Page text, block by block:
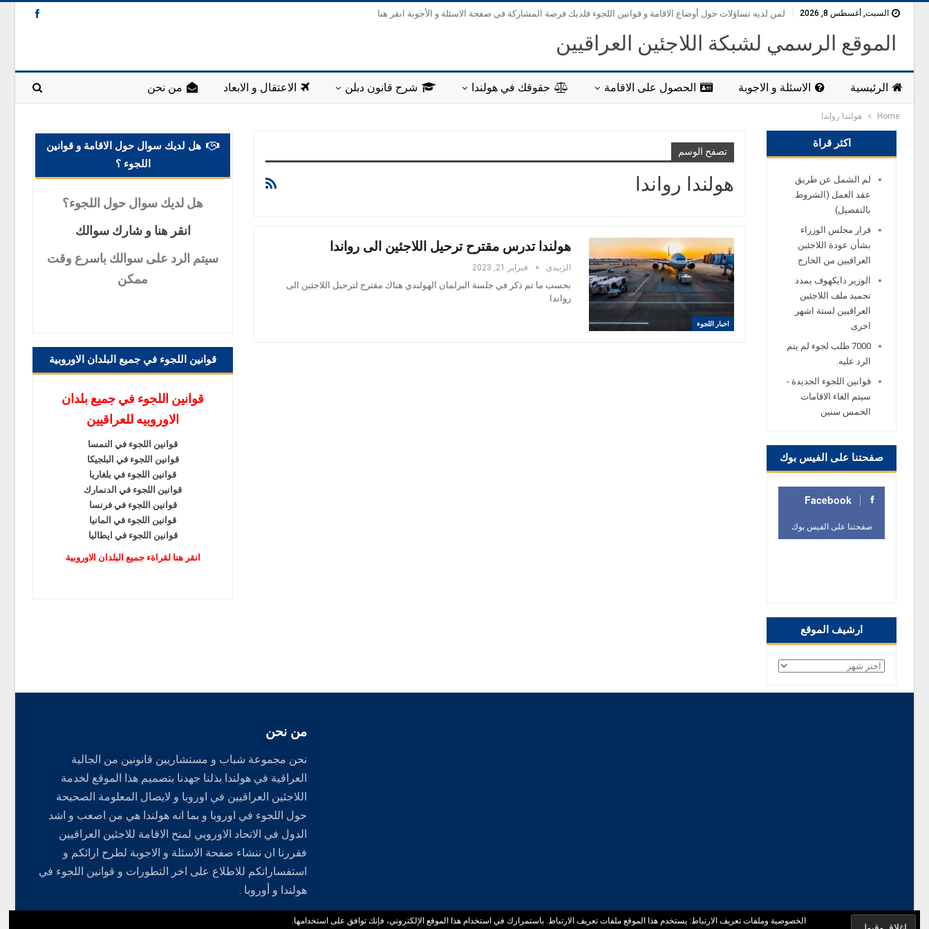
السبت, أغسطس 8, 2026 لمن لديه تساؤلات حول أوضاع الاقامة و قوانين اللجوء فلديك فرصة المشاركة في صفحة الاسئلة و الأجوبة انقر هنا
الموقع الرسمي لشبكة اللاجئين العراقيين
الرئيسية الاسئلة و الاجوبة الحصول على الاقامة حقوقك في هولندا شرح قانون دبلن الاعتقال و الابعاد من نحن
Home هولندا رواندا
تصفح الوسم
هولندا رواندا
اخبار اللجوء
هولندا تدرس مقترح ترحيل اللاجئين الى رواندا
الزبيدي فبراير 21, 2023
بحسب ما تم ذكر في جلسة البرلمان الهولندي هناك مقترح لترحيل اللاجئين الى
رواندا
هل لديك سوال حول الاقامة و قوانين
اللجوء ؟
هل لديك سوال حول اللجوء؟
انقر هنا و شارك سوالك
سيتم الرد على سوالك باسرع وقت
ممكن
قوانين اللجوء في جميع البلدان الاوروبية
قوانين اللجوء في جميع بلدان
الاوروبيه للعراقيين
قوانين اللجوء في النمسا
قوانين اللجوء في البلجيكا
قوانين اللجوء في بلغاريا
قوانين اللجوء في الدنمارك
قوانين اللجوء في فرنسا
قوانين اللجوء في المانيا
قوانين اللجوء في ايطاليا
انقر هنا لقراةء جميع البلدان الاوروبية
اكثر قراة
لم الشمل عن طريق
عقد العمل (الشروط
بالتفصيل)
قرار مجلس الوزراء
بشأن عودة اللاجئين
العراقيين من الخارج
الوزير دايكهوف يمدد
تجميد ملف اللاجئين
العراقيين لستة اشهر
اخرى
7000 طلب لجوء لم يتم
الرد عليه.
قوانين اللجوء الجديدة -
سيتم الغاء الاقامات
الخمس سنين
صفحتنا على الفيس بوك
Facebook
صفحتنا على الفيس بوك
ارشيف الموقع
ارشيف
من نحن
نحن مجموعة شباب و مستشاريين قانونين من الجالية
العراقية في هولندا بذلنا جهدنا بتصميم هذا الموقع لخدمة
اللاجئين العراقيين في اوروبا و لايصال المعلومة الصحيحة
حول اللجوء في اوروبا و بما انه هولندا هي من اصعب و اشد
الدول في الاتحاد الاوروبي لمنح الاقامة للاجئين العراقيين
فقررنا ان ننشاء صفحة الاسئلة و الاجوبة لطرح ارائكم و
استفساراتكم للاطلاع على اخر التطورات و قوانين اللجوء في
هولندا و أوروبا .
الخصوصية وملفات تعريف الارتباط: يستخدم هذا الموقع ملفات تعريف الارتباط. باستمرارك في استخدام هذا الموقع الإلكتروني، فإنك توافق على استخدامها.